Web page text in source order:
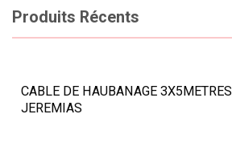
Produits Récents
CABLE DE HAUBANAGE 3X5METRES
JEREMIAS